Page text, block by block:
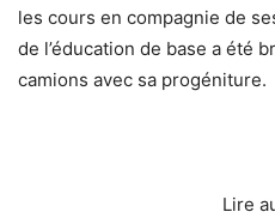
les cours en compagnie de
de l’éducation de base a été
camions avec sa progéniture.
Lire